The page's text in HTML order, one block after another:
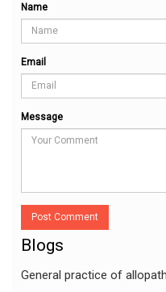
Name
Email
Message
Post Comment
Blogs
General practice of